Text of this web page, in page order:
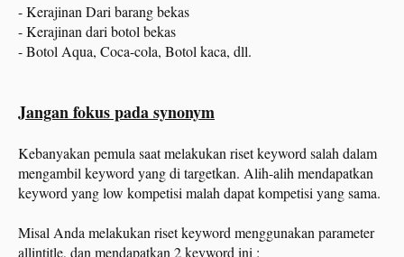
- Kerajinan Dari barang bekas
- Kerajinan dari botol bekas
- Botol Aqua, Coca-cola, Botol kaca, dll.
Jangan fokus pada synonym
Kebanyakan pemula saat melakukan riset keyword salah dalam
mengambil keyword yang di targetkan. Alih-alih mendapatkan
keyword yang low kompetisi malah dapat kompetisi yang sama.
Misal Anda melakukan riset keyword menggunakan parameter
allintitle, dan mendapatkan 2 keyword ini :